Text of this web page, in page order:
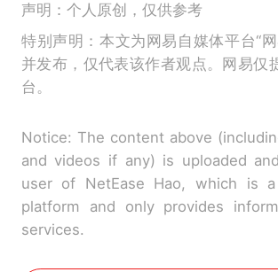
声明：个人原创，仅供参考
特别声明：本文为网易自媒体平台“
并发布，仅代表该作者观点。网易仅
台。
Notice: The content above
and videos if any) is uploaded
user of NetEase Hao, which is
platform and only provides
services.